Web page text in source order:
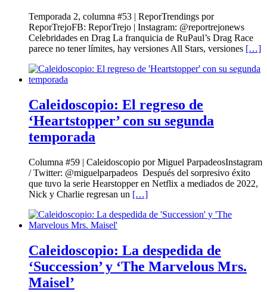
Temporada 2, columna #53 | ReporTrendings por
ReporTrejoFB: ReporTrejo | Instagram: @reportrejonews
Celebridades en Drag La franquicia de RuPaul’s Drag Race
parece no tener límites, hay versiones All Stars, versiones […]
Caleidoscopio: El regreso de
‘Heartstopper’ con su segunda
temporada
Columna #59 | Caleidoscopio por Miguel ParpadeosInstagram
/ Twitter: @miguelparpadeos Después del sorpresivo éxito
que tuvo la serie Hearstopper en Netflix a mediados de 2022,
Nick y Charlie regresan un […]
Caleidoscopio: La despedida de
‘Succession’ y ‘The Marvelous Mrs.
Maisel’